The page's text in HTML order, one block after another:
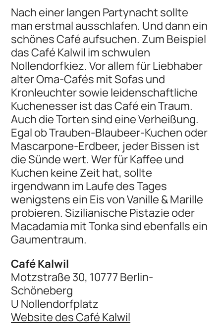
Nach einer langen Partynacht sollte
man erstmal ausschlafen. Und dann ein
schönes Café aufsuchen. Zum Beispiel
das Café Kalwil im schwulen
Nollendorfkiez. Vor allem für Liebhaber
alter Oma-Cafés mit Sofas und
Kronleuchter sowie leidenschaftliche
Kuchenesser ist das Café ein Traum.
Auch die Torten sind eine Verheißung.
Egal ob Trauben-Blaubeer-Kuchen oder
Mascarpone-Erdbeer, jeder Bissen ist
die Sünde wert. Wer für Kaffee und
Kuchen keine Zeit hat, sollte
irgendwann im Laufe des Tages
wenigstens ein Eis von Vanille & Marille
probieren. Sizilianische Pistazie oder
Macadamia mit Tonka sind ebenfalls ein
Gaumentraum.
Café Kalwil
Motzstraße 30, 10777 Berlin-
Schöneberg
U Nollendorfplatz
Website des Café Kalwil